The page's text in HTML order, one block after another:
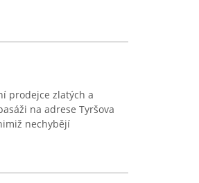
prodejce zlatých a
na adrese Tyršova
nechybějí